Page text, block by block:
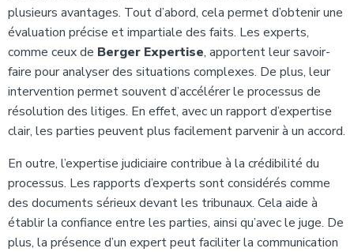
plusieurs avantages. Tout d’abord, cela permet d’obtenir une
évaluation précise et impartiale des faits. Les experts,
comme ceux de Berger Expertise, apportent leur savoir-
faire pour analyser des situations complexes. De plus, leur
intervention permet souvent d’accélérer le processus de
résolution des litiges. En effet, avec un rapport d’expertise
clair, les parties peuvent plus facilement parvenir à un accord.
En outre, l’expertise judiciaire contribue à la crédibilité du
processus. Les rapports d’experts sont considérés comme
des documents sérieux devant les tribunaux. Cela aide à
établir la confiance entre les parties, ainsi qu’avec le juge. De
plus, la présence d’un expert peut faciliter la communication